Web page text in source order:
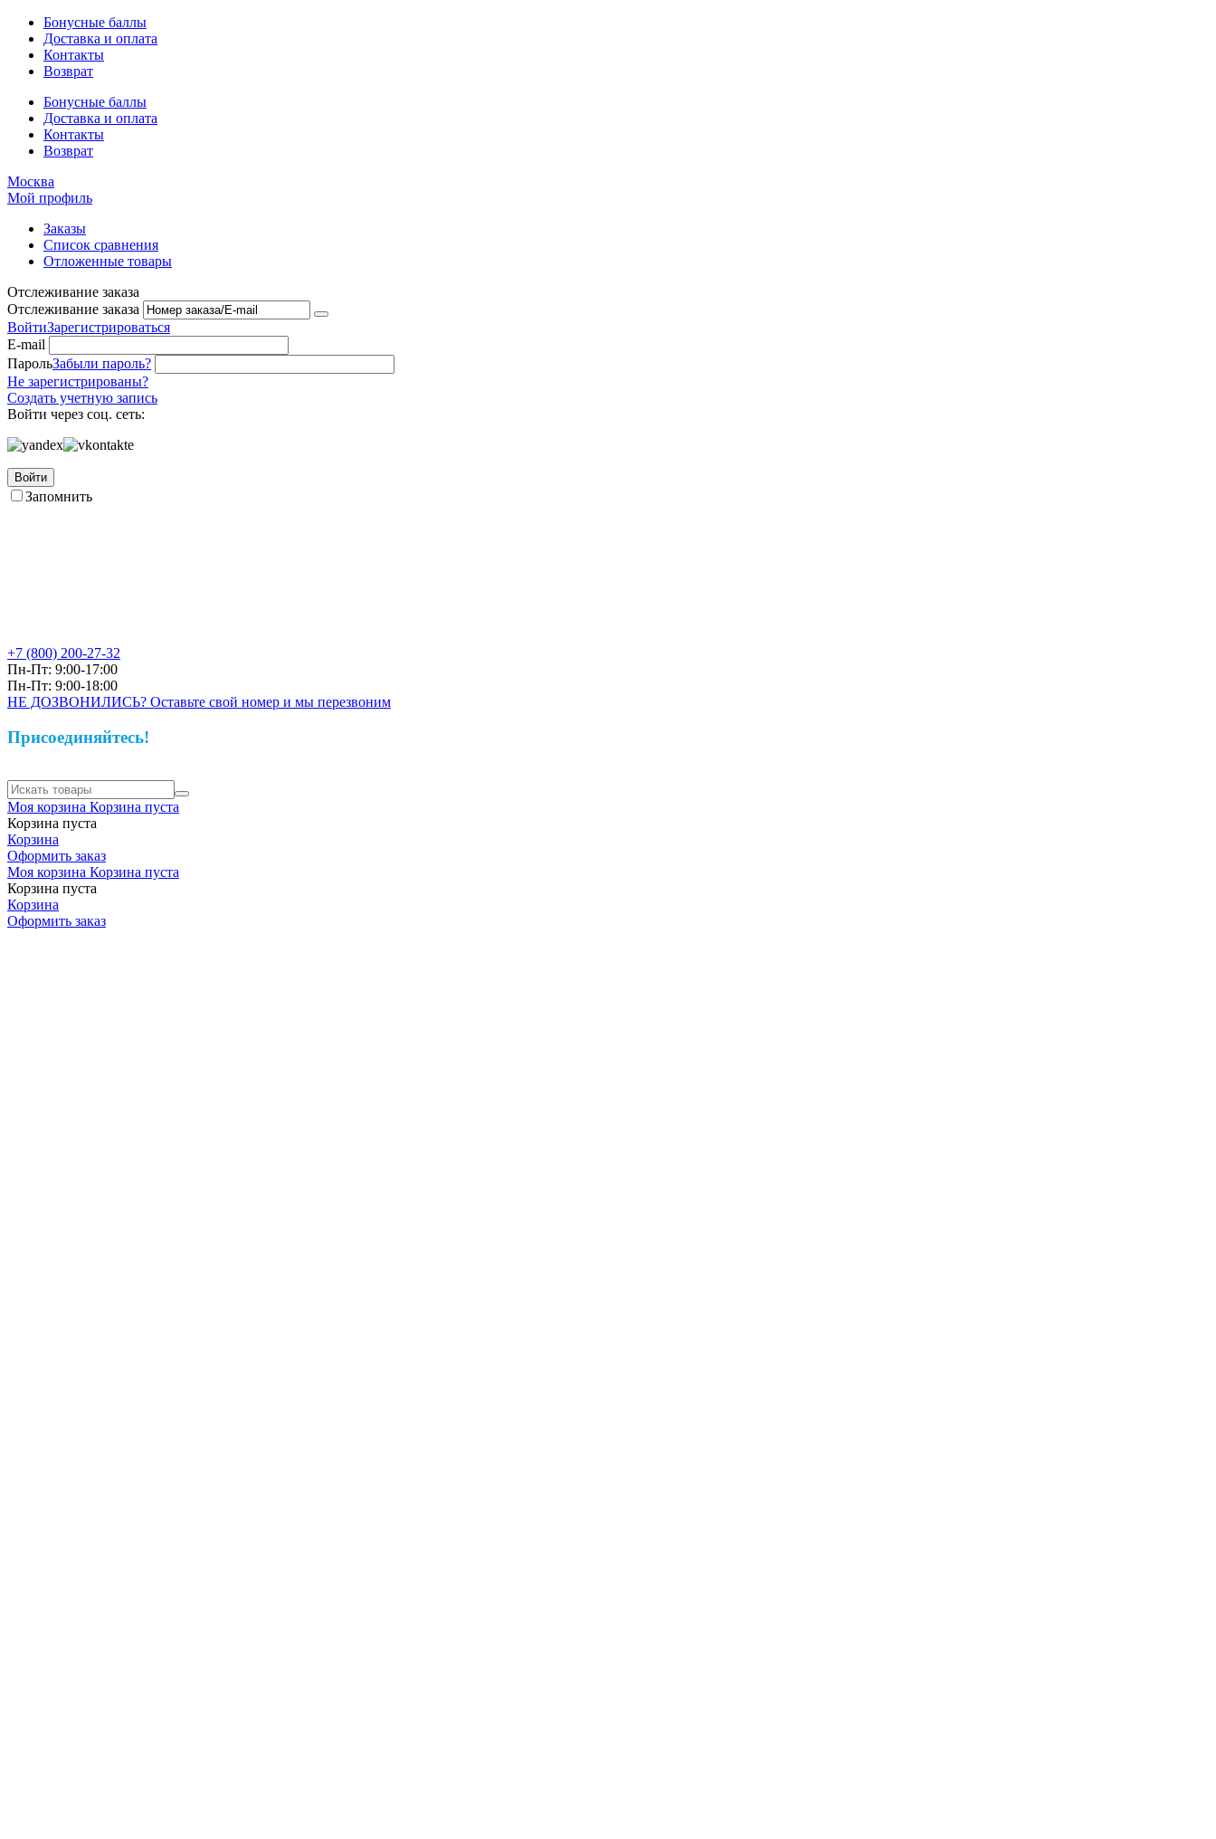
Бонусные баллы
Доставка и оплата
Контакты
Возврат
Бонусные баллы
Доставка и оплата
Контакты
Возврат
Москва
Мой профиль
Заказы
Список сравнения
Отложенные товары
Отслеживание заказа
Отслеживание заказа
ВойтиЗарегистрироваться
E-mail
ПарольЗабыли пароль?
Не зарегистрированы?
Создать учетную запись
Войти через соц. сеть:
Войти
Запомнить
+7 (800) 200-27-32
Пн-Пт: 9:00-17:00
Пн-Пт: 9:00-18:00
НЕ ДОЗВОНИЛИСЬ? Оставьте свой номер и мы перезвоним
Присоединяйтесь!
Моя корзина Корзина пуста
Корзина пуста
Корзина
Оформить заказ
Моя корзина Корзина пуста
Корзина пуста
Корзина
Оформить заказ